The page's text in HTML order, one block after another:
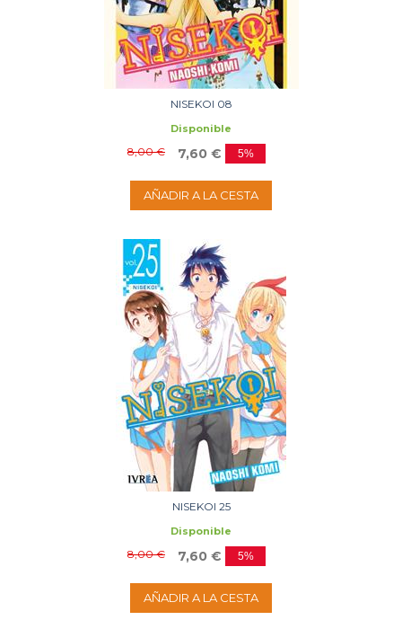
NISEKOI 08
Disponible
8,00 € 7,60 € 5%
AÑADIR A LA CESTA
NISEKOI 25
Disponible
8,00 € 7,60 € 5%
AÑADIR A LA CESTA